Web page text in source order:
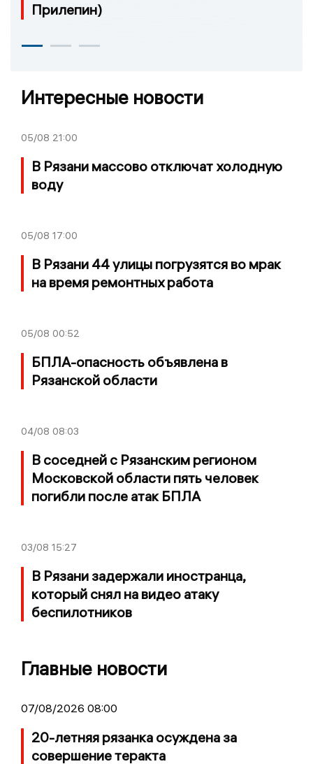
Прилепин)
Интересные новости
05/08 21:00
В Рязани массово отключат холодную
воду
05/08 17:00
В Рязани 44 улицы погрузятся во мрак
на время ремонтных работа
05/08 00:52
БПЛА-опасность объявлена в
Рязанской области
04/08 08:03
В соседней с Рязанским регионом
Московской области пять человек
погибли после атак БПЛА
03/08 15:27
В Рязани задержали иностранца,
который снял на видео атаку
беспилотников
Главные новости
07/08/2026 08:00
20-летняя рязанка осуждена за
совершение теракта